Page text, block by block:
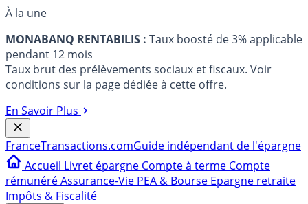
À la une
MONABANQ RENTABILIS : Taux boosté de 3% applicable
pendant 12 mois
Taux brut des prélèvements sociaux et fiscaux. Voir
conditions sur la page dédiée à cette offre.
En Savoir Plus
FranceTransactions.comGuide indépendant de l'épargne
Accueil Livret épargne Compte à terme Compte
rémunéréAssurance-Vie PEA & Bourse Epargne retraite
Impôts & Fiscalité